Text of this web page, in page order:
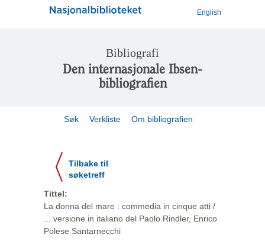
English
Bibliografi
Den internasjonale Ibsen-
bibliografien
Søk Verkliste Om bibliografien
Tilbake til
søketreff
Tittel:
La donna del mare : commedia in cinque atti /
... versione in italiano del Paolo Rindler, Enrico
Polese Santarnecchi